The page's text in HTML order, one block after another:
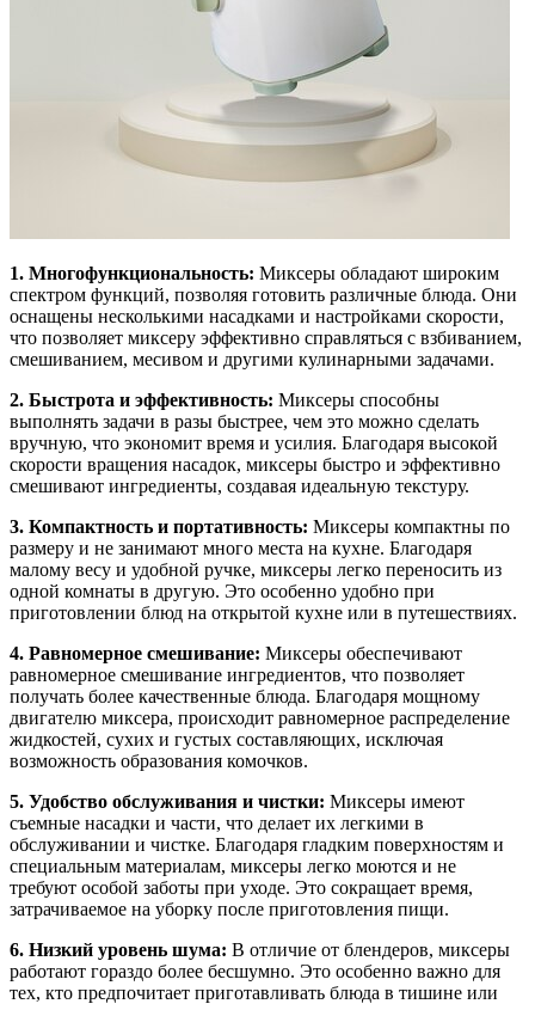
1. Многофункциональность: Миксеры обладают широким
спектром функций, позволяя готовить различные блюда. Они
оснащены несколькими насадками и настройками скорости,
что позволяет миксеру эффективно справляться с взбиванием,
смешиванием, месивом и другими кулинарными задачами.
2. Быстрота и эффективность: Миксеры способны
выполнять задачи в разы быстрее, чем это можно сделать
вручную, что экономит время и усилия. Благодаря высокой
скорости вращения насадок, миксеры быстро и эффективно
смешивают ингредиенты, создавая идеальную текстуру.
3. Компактность и портативность: Миксеры компактны по
размеру и не занимают много места на кухне. Благодаря
малому весу и удобной ручке, миксеры легко переносить из
одной комнаты в другую. Это особенно удобно при
приготовлении блюд на открытой кухне или в путешествиях.
4. Равномерное смешивание: Миксеры обеспечивают
равномерное смешивание ингредиентов, что позволяет
получать более качественные блюда. Благодаря мощному
двигателю миксера, происходит равномерное распределение
жидкостей, сухих и густых составляющих, исключая
возможность образования комочков.
5. Удобство обслуживания и чистки: Миксеры имеют
съемные насадки и части, что делает их легкими в
обслуживании и чистке. Благодаря гладким поверхностям и
специальным материалам, миксеры легко моются и не
требуют особой заботы при уходе. Это сокращает время,
затрачиваемое на уборку после приготовления пищи.
6. Низкий уровень шума: В отличие от блендеров, миксеры
работают гораздо более бесшумно. Это особенно важно для
тех, кто предпочитает приготавливать блюда в тишине или